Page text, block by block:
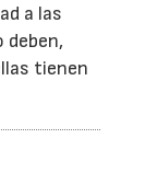
a las
deben,
tienen